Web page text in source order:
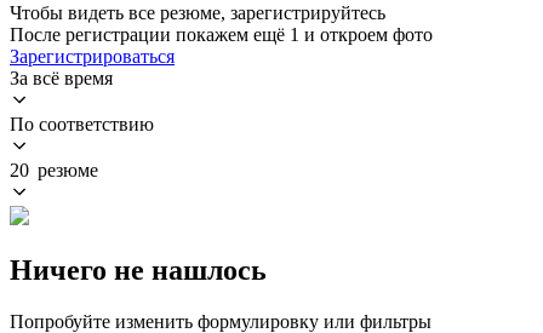
Чтобы видеть все резюме, зарегистрируйтесь
После регистрации покажем ещё 1 и откроем фото
Зарегистрироваться
За всё время
По соответствию
20 резюме
Ничего не нашлось
Попробуйте изменить формулировку или фильтры